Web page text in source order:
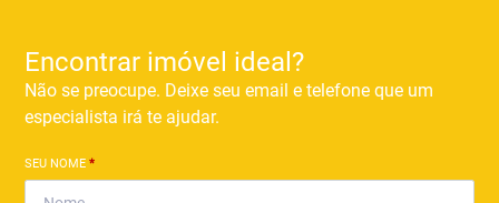
Encontrar imóvel ideal?
Não se preocupe. Deixe seu email e telefone que um
especialista irá te ajudar.
SEU NOME*